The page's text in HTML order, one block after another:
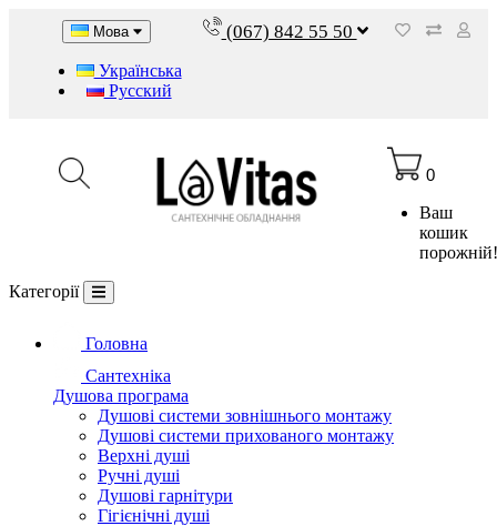
Мова
Українська
Русский
(067) 842 55 50
0
Ваш
кошик
Категорії
Головна
Сантехніка
Душова програма
Душові системи зовнішнього монтажу
Душові системи прихованого монтажу
Верхні душі
Ручні душі
Душові гарнітури
Гігієнічні душі